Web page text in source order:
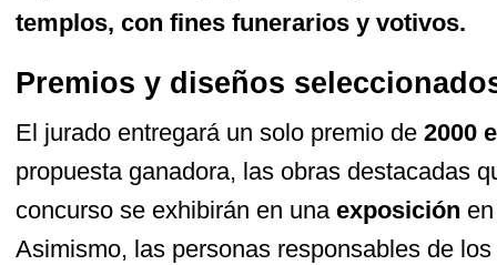
templos, con fines funerarios y votivos.
Premios y diseños
El jurado entregará un solo premio de 2000
propuesta ganadora, las obras destacadas
concurso se exhibirán en una exposición
Asimismo, las personas responsables de